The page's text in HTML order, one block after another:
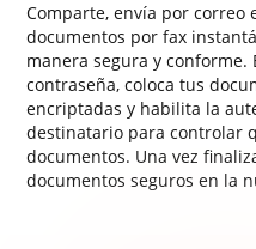
Comparte, envía por correo
documentos por fax
manera segura y conforme.
contraseña, coloca tus
encriptadas y habilita la
destinatario para controlar
documentos. Una vez
documentos seguros en la